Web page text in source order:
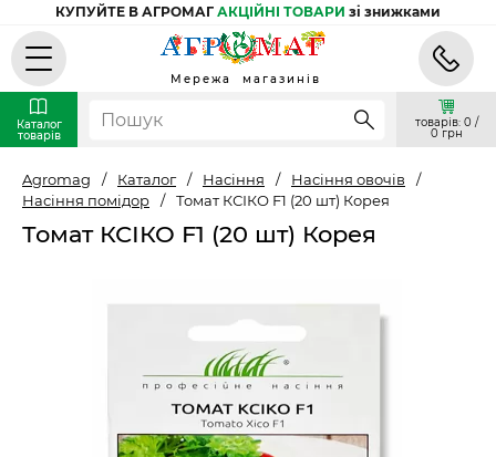
КУПУЙТЕ В АГРОМАГ АКЦІЙНІ ТОВАРИ зі знижками
Мережа магазинів
Каталог
товарів
товарів: 0 /
0 грн
Agromag / Каталог / Насіння / Насіння овочів
/
Насіння помідор
/ Томат КСІКО F1 (20 шт) Корея
Томат КСІКО F1 (20 шт) Корея